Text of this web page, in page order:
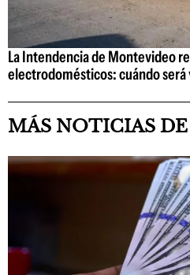
La Intendencia de Montevideo
electrodomésticos: cuándo
MÁS NOTICIAS